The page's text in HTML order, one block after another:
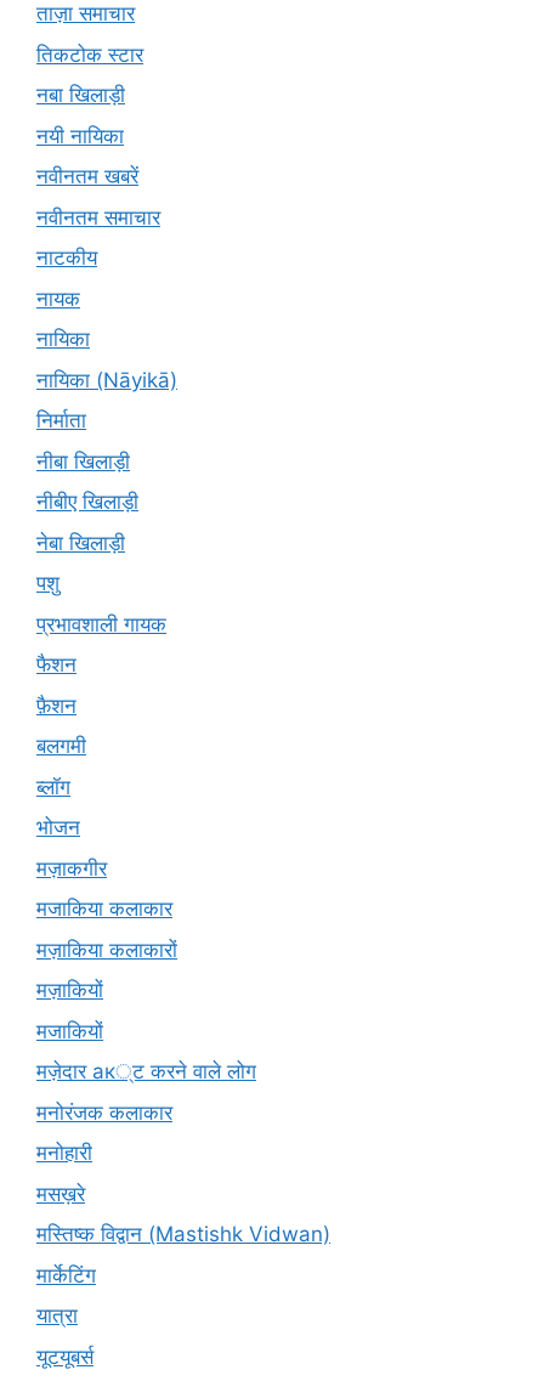
ताज़ा समाचार
तिकटोक स्टार
नबा खिलाड़ी
नयी नायिका
नवीनतम खबरें
नवीनतम समाचार
नाटकीय
नायक
नायिका
नायिका (Nāyikā)
निर्माता
नीबा खिलाड़ी
नीबीए खिलाड़ी
नेबा खिलाड़ी
पशु
प्रभावशाली गायक
फैशन
फ़ैशन
बलगमी
ब्लॉग
भोजन
मज़ाकगीर
मजाकिया कलाकार
मज़ाकिया कलाकारों
मज़ाकियों
मजाकियों
मज़ेदार ак्ट करने वाले लोग
मनोरंजक कलाकार
मनोहारी
मसख़रे
मस्तिष्क विद्वान (Mastishk Vidwan)
मार्केटिंग
यात्रा
यूटयूबर्स